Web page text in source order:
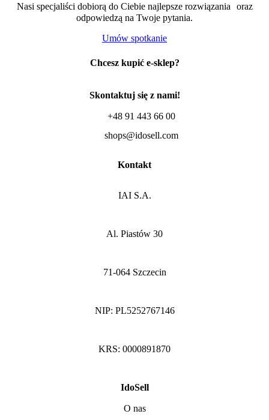
Nasi specjaliści dobiorą do Ciebie najlepsze rozwiązania oraz
odpowiedzą na Twoje pytania.
Umów spotkanie
Chcesz kupić e-sklep?
Skontaktuj się z nami!
+48 91 443 66 00
shops@idosell.com
Kontakt
IAI S.A.
Al. Piastów 30
71-064 Szczecin
NIP: PL5252767146
KRS: 0000891870
IdoSell
O nas